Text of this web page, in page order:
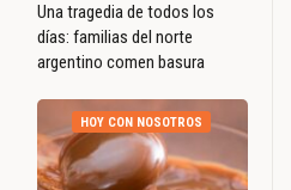
Una tragedia de todos los
días: familias del norte
argentino comen basura
HOY CON NOSOTROS